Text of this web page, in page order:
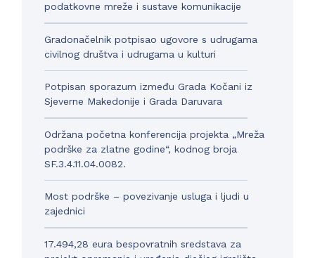
podatkovne mreže i sustave komunikacije
Gradonačelnik potpisao ugovore s udrugama
civilnog društva i udrugama u kulturi
Potpisan sporazum između Grada Kočani iz
Sjeverne Makedonije i Grada Daruvara
Održana početna konferencija projekta „Mreža
podrške za zlatne godine“, kodnog broja
SF.3.4.11.04.0082.
Most podrške – povezivanje usluga i ljudi u
zajednici
17.494,28 eura bespovratnih sredstava za